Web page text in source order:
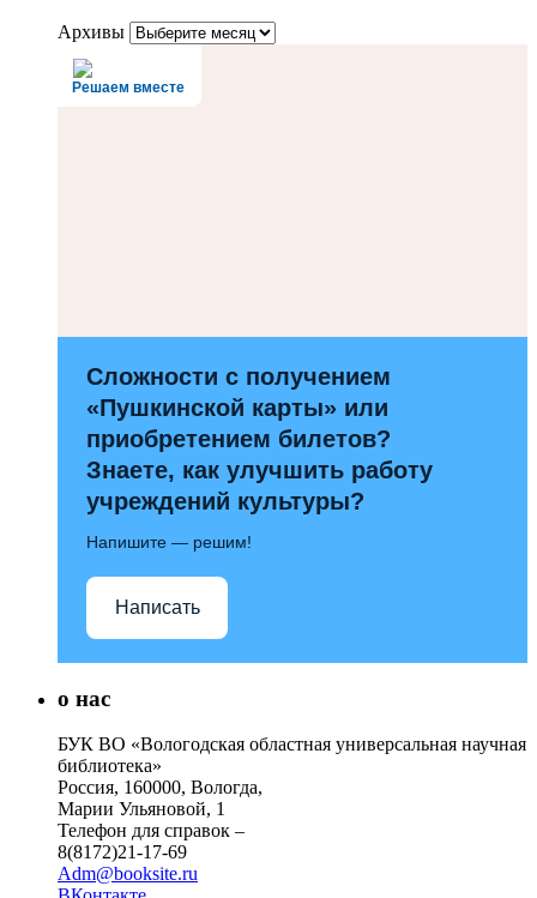
Архивы
Решаем вместе
Сложности с получением
«Пушкинской карты» или
приобретением билетов?
Знаете, как улучшить работу
учреждений культуры?
Напишите — решим!
Написать
о нас
БУК ВО «Вологодская областная универсальная научная
библиотека»
Россия, 160000, Вологда,
Марии Ульяновой, 1
Телефон для справок –
8(8172)21-17-69
Adm@booksite.ru